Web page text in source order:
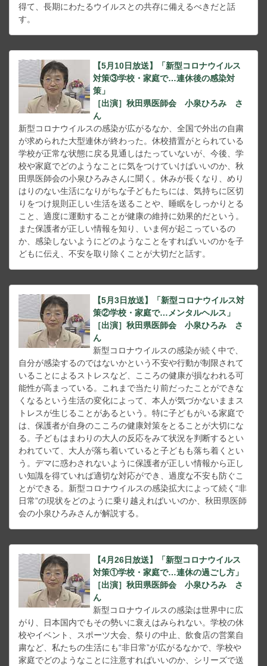
得て、長期にわたるウイルスとの共存に備えるべきだと話
す。
【5月10日放送】「新型コロナウイルス
対策③学校・家庭で…連休後の感染対
策」
［出演］秋田県医師会 小泉ひろみ さ
ん
新型コロナウイルスの感染が広がるなか、全国で外出の自粛
が求められた大型連休が終わった。休校措置がとられている
学校が正常な状態に戻る見通しはたっていないが、今後、学
校や家庭でどのようなことに気をつけていけばいいのか、秋
田県医師会の小泉ひろみさんに聞く。休みが長くなり、めり
はりのない生活になりがちな子どもたちには、気持ちに区切
りをつけ規則正しい生活を送ることや、睡眠をしっかりとる
こと、適度に運動することが健康の維持に効果的だという。
また保護者が正しい情報を知り、いま何が起こっているの
か、感染しないようにどのようなことをすればいいのかを子
どもに伝え、不安を取り除くことが大切だと話す。
【5月3日放送】「新型コロナウイルス対
策②学校・家庭で…メンタルヘルス」
［出演］秋田県医師会 小泉ひろみ さ
ん
新型コロナウイルスの感染が続く中で、
自分が感染するのではないかという不安や行動が制限されて
いることによるストレスなど、こころの健康が損なわれる可
能性が高まっている。これまで当たり前だったことができな
くなるという生活の変化によって、本人が気づかないままス
トレスが生じることがあるという。特に子どもがいる家庭で
は、保護者が自身のこころの健康対策をとることが大切にな
る。子どもはまわりの大人の反応をみて状況を判断するとい
われていて、大人が落ち着いていると子どもも落ち着くとい
う。デマに惑わされないように保護者が正しい情報から正し
い知識を得ていれば適切な対応ができ、過度な不安も防ぐこ
とができる。新型コロナウイルスの感染拡大によって続く“非
日常”の現状をどのように乗り越えればいいのか、秋田県医師
会の小泉ひろみさんが解説する。
【4月26日放送】「新型コロナウイルス
対策①学校・家庭で…連休の過ごし方」
［出演］秋田県医師会 小泉ひろみ さ
ん
新型コロナウイルスの感染は世界中に広
がり、日本国内でもその勢いに衰えはみられない。学校の休
校やイベント、スポーツ大会、祭りの中止、飲食店の営業自
粛など、私たちの生活にも“非日常”が広がるなかで、学校や
家庭でどのようなことに注意すればいいのか、シリーズで送